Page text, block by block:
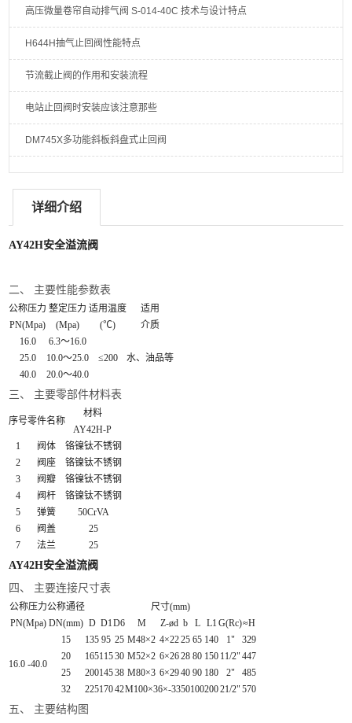
高压微量卷帘自动排气阀 S-014-40C 技术与设计特点
H644H抽气止回阀性能特点
节流截止阀的作用和安装流程
电站止回阀时安装​应该注意那些
DM745X多功能斜板斜盘式止回阀
详细介绍
AY42H安全溢流阀
二、 主要性能参数表
公称压力
PN(Mpa)
整定压力
(Mpa)
适用温度
(℃)
适用
介质
16.0
6.3～16.0
≤200
水、油品等
25.0
10.0～25.0
40.0
20.0～40.0
三、 主要零部件材料表
序号零件名称
材料
AY42H-P
1
阀体
铬镍钛不锈钢
2
阀座
铬镍钛不锈钢
3
阀瓣
铬镍钛不锈钢
4
阀杆
铬镍钛不锈钢
5
弹簧
50CrVA
6
阀盖
25
7
法兰 25
AY42H安全溢流阀
四、 主要连接尺寸表
公称压力
PN(Mpa)
公称通径
DN(mm)
尺寸(mm)
D D1 D6 M Z-ød b L L1 G(Rc)≈H
16.0 -40.0
15 135 95 25 M48×2 4×2225 65 140 1"
329
20
16511530 M52×2 6×2628 80 150 11/2" 447
25
20014538 M80×3 6×2940 90 180 2"
485
32
22517042M100×36×-335010020021/2" 570
五、 主要结构图